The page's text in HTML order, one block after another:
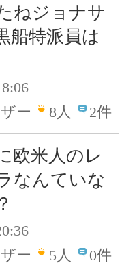
ねジョナサ
船特派員は
ー
8人 2件
欧米人のレ
なんていな
ー
5人 0件